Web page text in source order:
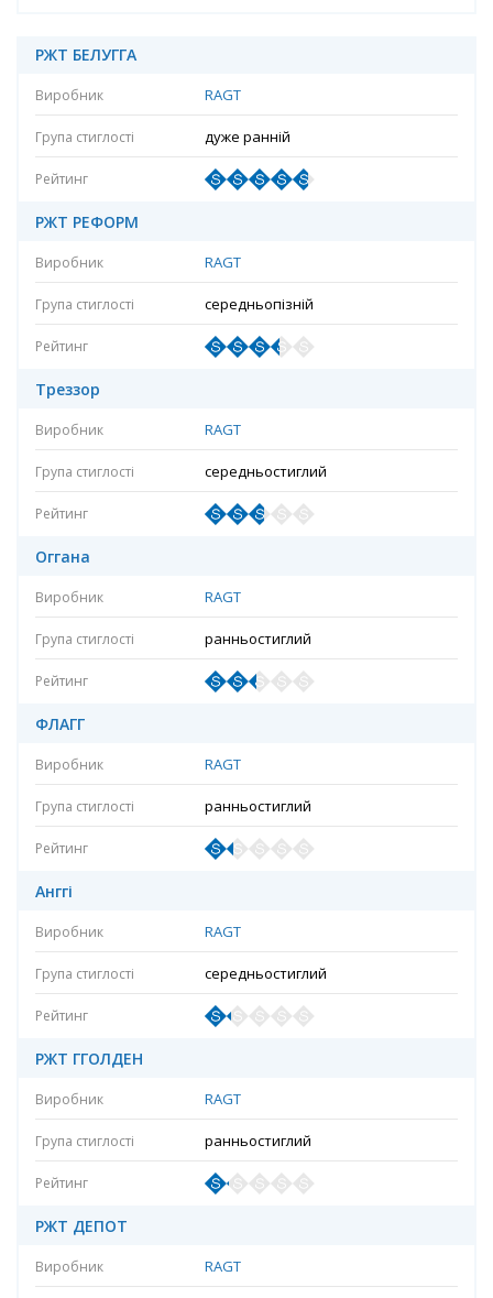
РЖТ БЕЛУГГА
RAGT
дуже ранній
РЖТ РЕФОРМ
RAGT
середньопізній
Треззор
RAGT
середньостиглий
Оггана
RAGT
ранньостиглий
ФЛАГГ
RAGT
ранньостиглий
Анггі
RAGT
середньостиглий
РЖТ ГГОЛДЕН
RAGT
ранньостиглий
РЖТ ДЕПОТ
RAGT